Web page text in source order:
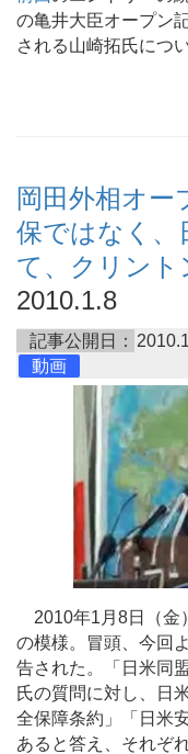
の亀井大臣オープン
される山崎拓氏につ
岡田外相オー
保ではなく、
て、クリント
2010.1.8
記事公開日：
動画
2010年1月8日（金
の模様。冒頭、今回
告された。「日米同
氏の質問に対し、日
全保障条約」「日米
あると答え、それぞ